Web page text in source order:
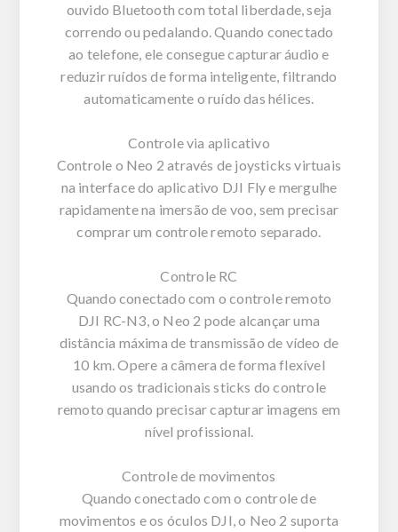
ouvido Bluetooth com total liberdade, seja
correndo ou pedalando. Quando conectado
ao telefone, ele consegue capturar áudio e
reduzir ruídos de forma inteligente, filtrando
automaticamente o ruído das hélices.
Controle via aplicativo
Controle o Neo 2 através de joysticks virtuais
na interface do aplicativo DJI Fly e mergulhe
rapidamente na imersão de voo, sem precisar
comprar um controle remoto separado.
Controle RC
Quando conectado com o controle remoto
DJI RC-N3, o Neo 2 pode alcançar uma
distância máxima de transmissão de vídeo de
10 km. Opere a câmera de forma flexível
usando os tradicionais sticks do controle
remoto quando precisar capturar imagens em
nível profissional.
Controle de movimentos
Quando conectado com o controle de
movimentos e os óculos DJI, o Neo 2 suporta